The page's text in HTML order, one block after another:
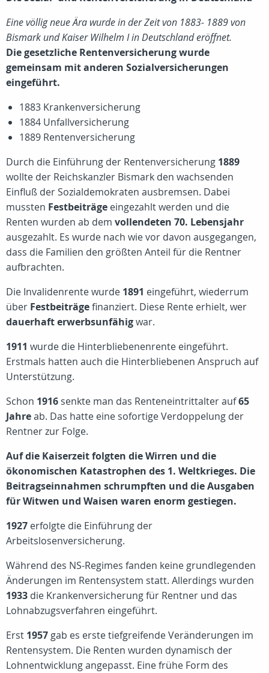
Eine völlig neue Ära wurde in der Zeit von 1883- 1889 von
Bismark und Kaiser Wilhelm I in Deutschland eröffnet.
Die gesetzliche Rentenversicherung wurde
gemeinsam mit anderen Sozialversicherungen
eingeführt.
1883 Krankenversicherung
1884 Unfallversicherung
1889 Rentenversicherung
Durch die Einführung der Rentenversicherung 1889
wollte der Reichskanzler Bismark den wachsenden
Einfluß der Sozialdemokraten ausbremsen. Dabei
mussten Festbeiträge eingezahlt werden und die
Renten wurden ab dem vollendeten 70. Lebensjahr
ausgezahlt. Es wurde nach wie vor davon ausgegangen,
dass die Familien den größten Anteil für die Rentner
aufbrachten.
Die Invalidenrente wurde 1891 eingeführt, wiederrum
über Festbeiträgefinanziert. Diese Rente erhielt, wer
dauerhaft erwerbsunfähigwar.
1911 wurde die Hinterbliebenenrente eingeführt.
Erstmals hatten auch die Hinterbliebenen Anspruch auf
Unterstützung.
Schon 1916 senkte man das Renteneintrittalter auf65
Jahreab. Das hatte eine sofortige Verdoppelung der
Rentner zur Folge.
Auf die Kaiserzeit folgten die Wirren und die
ökonomischen Katastrophen des 1. Weltkrieges. Die
Beitragseinnahmen schrumpften und die Ausgaben
für Witwen und Waisen waren enorm gestiegen.
1927 erfolgte die Einführung der
Arbeitslosenversicherung.
Während des NS-Regimes fanden keine grundlegenden
Änderungen im Rentensystem statt. Allerdings wurden
1933 die Krankenversicherung für Rentner und das
Lohnabzugsverfahren eingeführt.
Erst 1957 gab es erste tiefgreifende Veränderungen im
Rentensystem. Die Renten wurden dynamisch der
Lohnentwicklung angepasst. Eine frühe Form des